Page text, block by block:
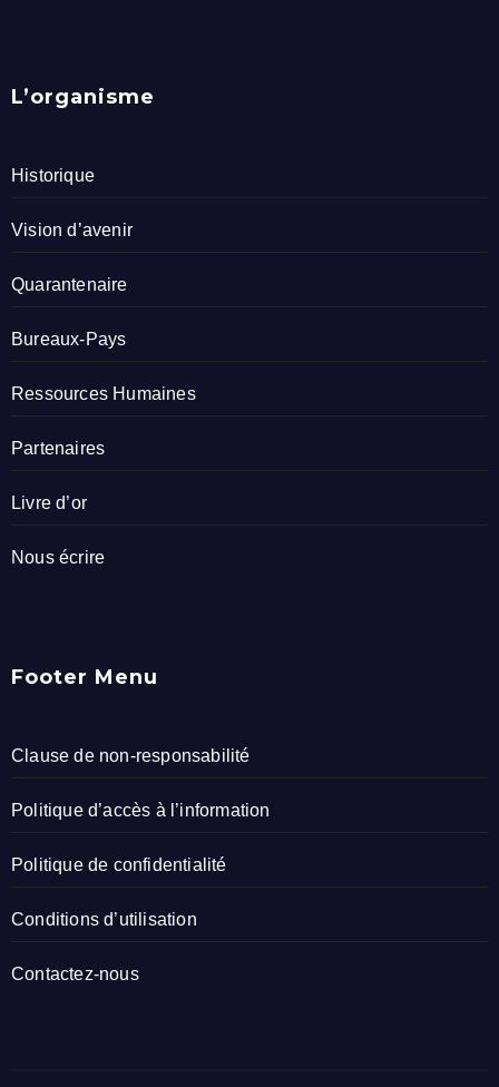
L’organisme
Historique
Vision d’avenir
Quarantenaire
Bureaux-Pays
Ressources Humaines
Partenaires
Livre d’or
Nous écrire
Footer Menu
Clause de non-responsabilité
Politique d’accès à l’information
Politique de confidentialité
Conditions d’utilisation
Contactez-nous